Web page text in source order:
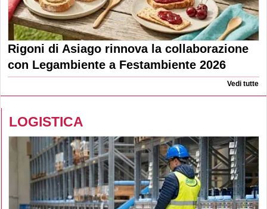
Rigoni di Asiago rinnova la collaborazione
con Legambiente a Festambiente 2026
Vedi tutte
LOGISTICA